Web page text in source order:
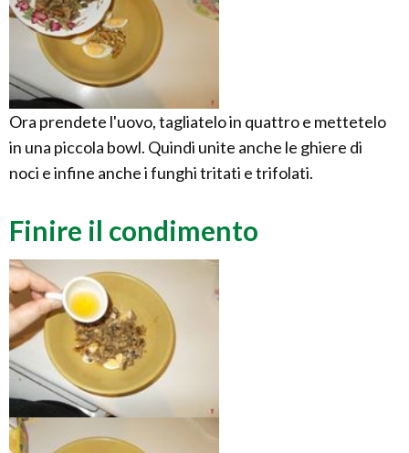
Ora prendete l'uovo, tagliatelo in quattro e mettetelo
in una piccola bowl. Quindi unite anche le ghiere di
noci e infine anche i funghi tritati e trifolati.
Finire il condimento